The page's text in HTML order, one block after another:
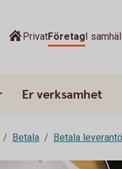
PrivatFöretagI
Er verksamhet
Betala Betala